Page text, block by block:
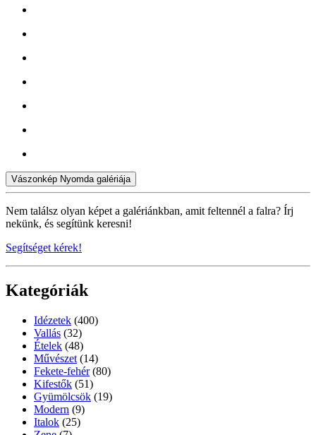
Vászonkép Nyomda galériája
Nem találsz olyan képet a galériánkban, amit feltennél a falra? Írj
nekünk, és segítünk keresni!
Segítséget kérek!
Kategóriák
Idézetek (400)
Vallás (32)
Ételek (48)
Művészet (14)
Fekete-fehér (80)
Kifestők (51)
Gyümölcsök (19)
Modern (9)
Italok (25)